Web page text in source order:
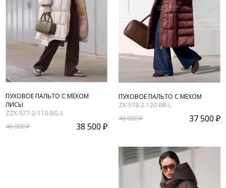
ПУХОВОЕ ПАЛЬТО С МЕХОМ
ЛИСЫ
ZZX-577-2-110-BG-L
46 000 ₽
38 500 ₽
ПУХОВОЕ ПАЛЬТО С МЕХОМ
ZX-578-2-120-BR-L
46 000 ₽
37 500 ₽